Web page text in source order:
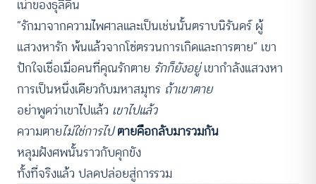
เน่าของธุลีดิน
“รักมาจากความไพศาลและเป็นเช่นนั้นตราบนิรันดร์ ผู้
แสวงหารัก พ้นแล้วจากโซ่ตรวนการเกิดและการตาย” เขา
ปักใจเชื่อเมื่อคนที่คุณรักตาย รักก็ยังอยู่เขากำลังแสวงหา
การเป็นหนึ่งเดียวกับมหาสมุทร ถ้าเขาตาย
อย่าพูดว่าเขาไปแล้ว เขาไปแล้ว
ความตายไม่ใช่การไปตายคือกลับมารวมกัน
หลุมฝังศพนั้นราวกับคุกขัง
ทั้งที่จริงแล้ว ปลดปล่อยสู่การรวม